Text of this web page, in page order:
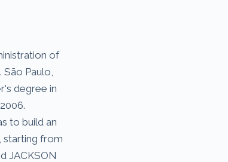
of
Paulo,
degree in
to build an
starting from
JACKSON